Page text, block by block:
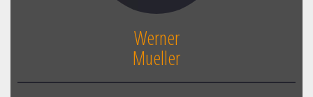
Werner
Mueller